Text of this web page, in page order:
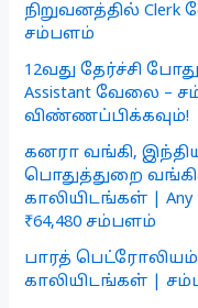
நிறுவனத்தில்
சம்பளம்
12வது தேர்ச்சி
Assistant வேலை –
விண்ணப்பிக்கவும்!
கனரா வங்கி,
பொதுத்துறை
காலியிடங்கள் | Any
₹64,480 சம்பளம்
பாரத் பெட்ரோலியம்
காலியிடங்கள் |